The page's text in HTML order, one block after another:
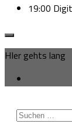
19:00
HIer gehts lang
Suchen